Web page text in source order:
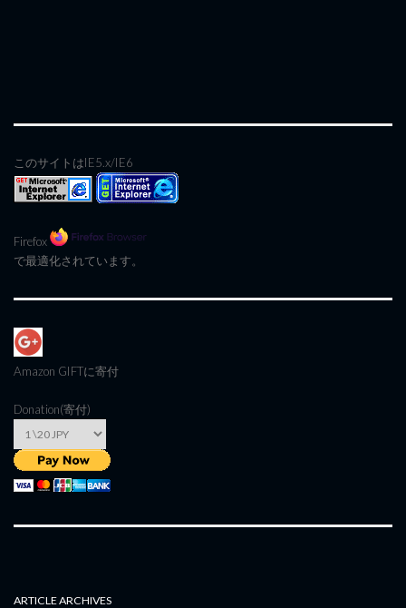
このサイトはIE5.x/IE6
Firefox
で最適化されています。
Amazon GIFTに寄付
Donation(寄付)
ARTICLE ARCHIVES